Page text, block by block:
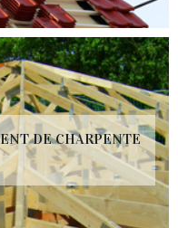
DE CHARPENTE